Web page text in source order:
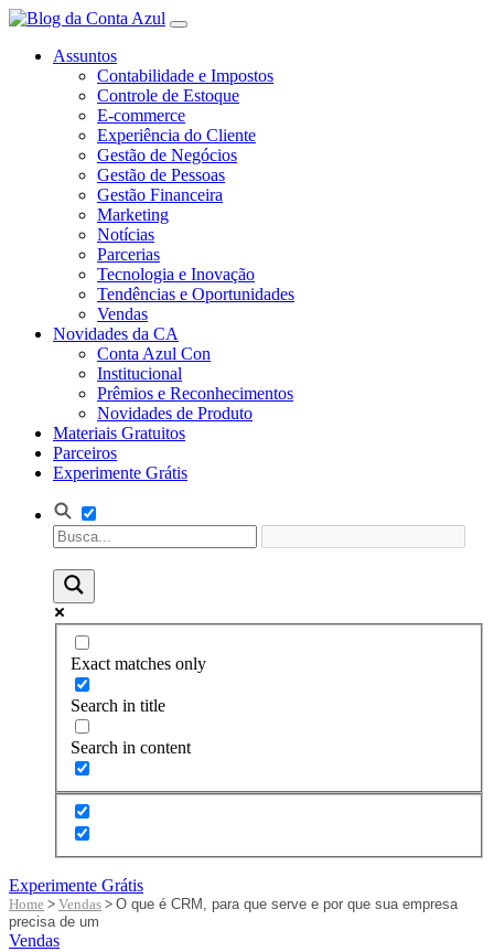
Assuntos
Contabilidade e Impostos
Controle de Estoque
E-commerce
Experiência do Cliente
Gestão de Negócios
Gestão de Pessoas
Gestão Financeira
Marketing
Notícias
Parcerias
Tecnologia e Inovação
Tendências e Oportunidades
Vendas
Novidades da CA
Conta Azul Con
Institucional
Prêmios e Reconhecimentos
Novidades de Produto
Materiais Gratuitos
Parceiros
Experimente Grátis
Exact matches only
Search in title
Search in content
Experimente Grátis
Home > Vendas > O que é CRM, para que serve e por que sua empresa
precisa de um
Vendas